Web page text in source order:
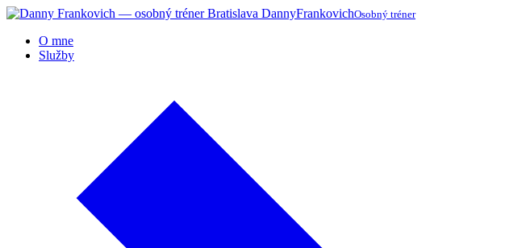
DannyFrankovichOsobný tréner
O mne
Služby